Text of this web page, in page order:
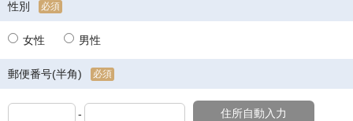
性別 必須
女性 男性
郵便番号(半角) 必須
- 住所自動入力